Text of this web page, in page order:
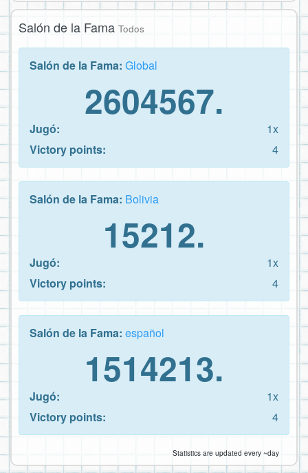
Salón de la Fama Todos
Salón de la Fama: Global
2604567.
Jugó:
1x
Victory points:
4
Salón de la Fama: Bolivia
15212.
Jugó:
1x
Victory points:
4
Salón de la Fama: español
1514213.
Jugó:
1x
Victory points:
4
Statistics are updated every ~day